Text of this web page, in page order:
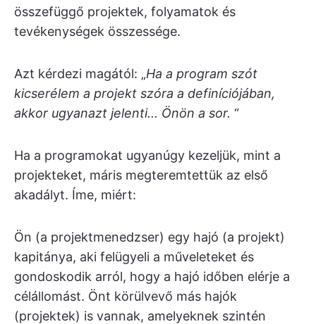
összefüggő projektek, folyamatok és
tevékenységek összessége.
Azt kérdezi magától: „Ha a program szót
kicserélem a projekt szóra a definíciójában,
akkor ugyanazt jelenti... Önön a sor. “
Ha a programokat ugyanúgy kezeljük, mint a
projekteket, máris megteremtettük az első
akadályt. Íme, miért:
Ön (a projektmenedzser) egy hajó (a projekt)
kapitánya, aki felügyeli a műveleteket és
gondoskodik arról, hogy a hajó időben elérje a
célállomást. Önt körülvevő más hajók
(projektek) is vannak, amelyeknek szintén